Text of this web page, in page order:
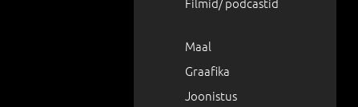
Maal
Graafika
Joonistus